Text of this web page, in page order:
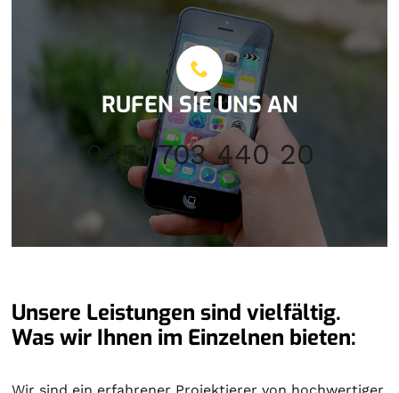
RUFEN SIE UNS AN
0451 703 440 20
Unsere Leistungen sind vielfältig.
Was wir Ihnen im Einzelnen bieten: